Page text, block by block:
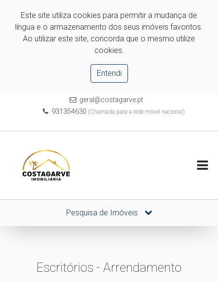
Este site utiliza cookies para permitir a mudança de
língua e o armazenamento dos seus imóveis favoritos.
Ao utilizar este site, concorda que o mesmo utilize
cookies.
Entendi
geral@costagarve.pt
931354630 (Chamada para a rede móvel nacional)
Pesquisa de Imóveis
Escritórios - Arrendamento